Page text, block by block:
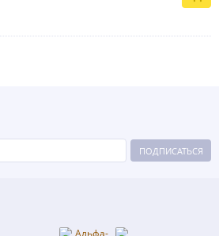
ПОДПИСАТЬСЯ